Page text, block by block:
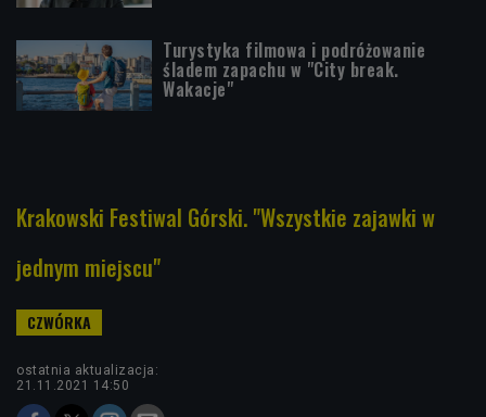
Turystyka filmowa i podróżowanie
śladem zapachu w "City break.
Wakacje"
Krakowski Festiwal Górski. "Wszystkie zajawki w
jednym miejscu"
ostatnia aktualizacja:
21.11.2021 14:50